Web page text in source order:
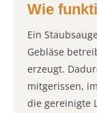
Wie
Ein
Gebläse
erzeugt.
mitgerissen,
die gereinigte